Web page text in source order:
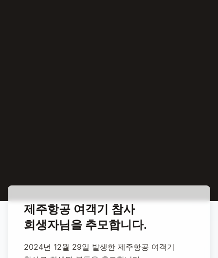
특별 추모 제주항공 여객기 참사 희생자 항공 사고 희생자
특별 추모
제주항공 여객기 참사
희생자님을 추모합니다.
2024년 12월 29일 발생한 제주항공 여객기